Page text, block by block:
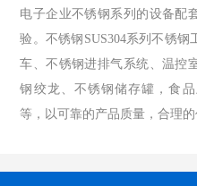
电子企业不锈钢系列的设备配
验。不锈钢SUS304系列不锈
车、不锈钢进排气系统、温控
钢绞龙、不锈钢储存罐，食
等，以可靠的产品质量，合理的